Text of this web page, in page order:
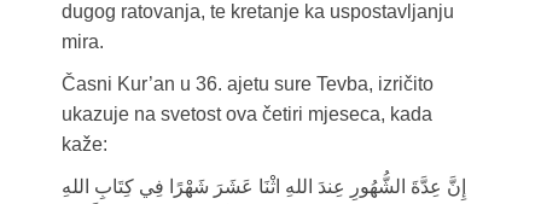
dugog ratovanja, te kretanje ka uspostavljanju
mira.
Časni Kur’an u 36. ajetu sure Tevba, izričito
ukazuje na svetost ova četiri mjeseca, kada
kaže:
إِنَّ عِدَّةَ الشُّهُورِ عِندَ اللهِ اثْنَا عَشَرَ شَهْرًا فِي كِتَابِ اللهِ